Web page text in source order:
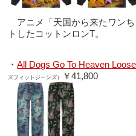
アニメ「天国から来たワン
トしたコットンロンT。
・All Dogs Go To Heaven
ズフィットジーンズ）
￥41,800